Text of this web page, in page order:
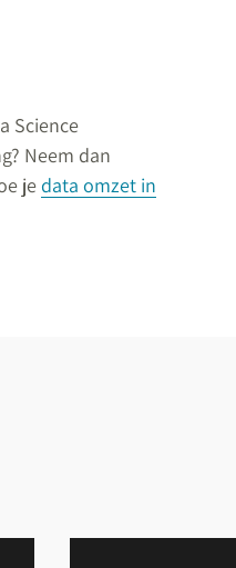
Science
Neem dan
jedata omzet in